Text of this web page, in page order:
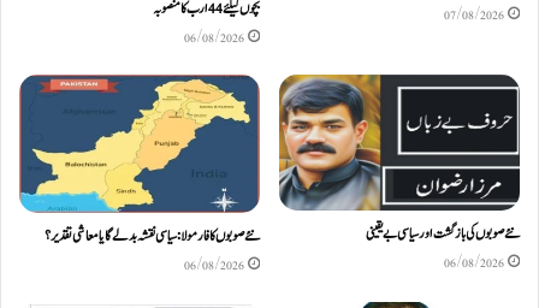
07/08/2026
بچوں کیلئے44 ارب کا منصوبہ
06/08/2026
نئے صوبوں کی بازگشت اور سیاسی بے یقینی
06/08/2026
نئے صوبوں کا فارمولا: سیاسی نقشہ بدلے گا یا معاشی تقدیر؟
06/08/2026